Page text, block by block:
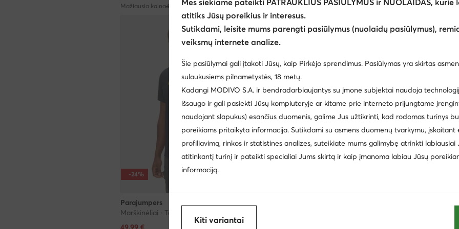
Mažiausia kaina40,99 € Mažiausia kaina51,99 € Mažiausia kaina
-24%
Parajumpers
Marškinėliai · Tamsiai mėlyna
Dabartinė kaina
49,99 €
atitiks Jūsų poreikius ir interesus.
Sutikdami, leisite mums parengti pasiūlymus (nuolaidų pasiūlymus),
veiksmų internete analize.
Šie pasiūlymai gali įtakoti Jūsų, kaip Pirkėjo sprendimus. Pasiūlymas yra skirtas
sulaukusiems pilnametystės, 18 metų.
Kadangi MODIVO S.A. ir bendradarbiaujantys su įmone subjektai naudoja
išsaugo ir gali pasiekti Jūsų kompiuteryje ar kitame prie interneto prijungtame
naudojant slapukus) esančius duomenis, galime Jus užtikrinti, kad rodomas turinys
poreikiams pritaikyta informacija. Sutikdami su asmens duomenų tvarkymu, įskaitant
profiliavimą, rinkos ir statistines analizes, suteikiate mums galimybę atrinkti labiausiai
atitinkantį turinį ir pateikti specialiai Jums skirtą ir kaip įmanoma labiau Jūsų
informaciją.
Kiti variantai